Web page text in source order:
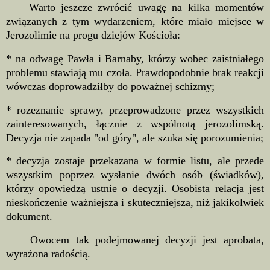
Warto jeszcze zwrócić uwagę na kilka momentów
związanych z tym wydarzeniem, które miało miejsce w
Jerozolimie na progu dziejów Kościoła:
* na odwagę Pawła i Barnaby, którzy wobec zaistniałego
problemu stawiają mu czoła. Prawdopodobnie brak reakcji
wówczas doprowadziłby do poważnej schizmy;
* rozeznanie sprawy, przeprowadzone przez wszystkich
zainteresowanych, łącznie z wspólnotą jerozolimską.
Decyzja nie zapada "od góry", ale szuka się porozumienia;
* decyzja zostaje przekazana w formie listu, ale przede
wszystkim poprzez wysłanie dwóch osób (świadków),
którzy opowiedzą ustnie o decyzji. Osobista relacja jest
nieskończenie ważniejsza i skuteczniejsza, niż jakikolwiek
dokument.
Owocem tak podejmowanej decyzji jest aprobata,
wyrażona radością.